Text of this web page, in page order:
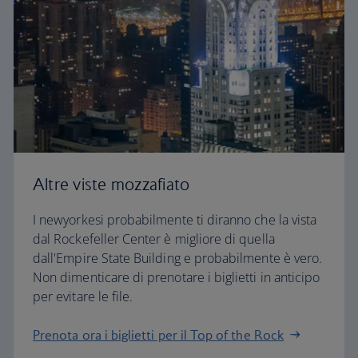
Altre viste mozzafiato
I newyorkesi probabilmente ti diranno che la vista
dal Rockefeller Center è migliore di quella
dall'Empire State Building e probabilmente è vero.
Non dimenticare di prenotare i biglietti in anticipo
per evitare le file.
Prenota ora i biglietti per il Top of the Rock